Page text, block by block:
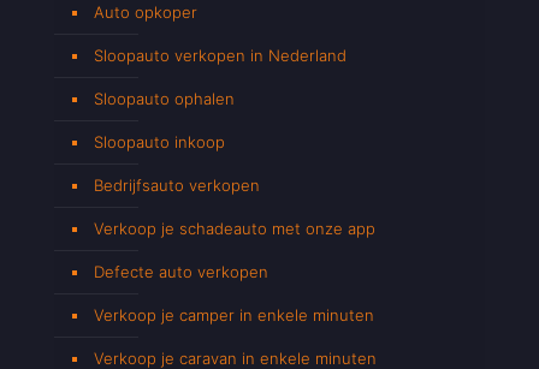
Auto opkoper
Sloopauto verkopen in Nederland
Sloopauto ophalen
Sloopauto inkoop
Bedrijfsauto verkopen
Verkoop je schadeauto met onze app
Defecte auto verkopen
Verkoop je camper in enkele minuten
Verkoop je caravan in enkele minuten